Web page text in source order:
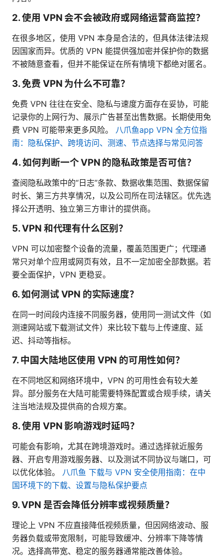
2. 使用 VPN 会不会被政府或网络运营商监控？
在很多地区，使用 VPN 本身是合法的，但具体法律法规
因国家而异。优质的 VPN 能提供强加密并保护你的数据
不被随意查看，但并不能保证在所有情境下都绝对匿名。
3. 免费 VPN 为什么不可靠？
免费 VPN 往往在安全、隐私与速度方面存在妥协，可能
记录你的上网行为、展示广告甚至出售数据。长期使用免
费 VPN 可能带来更多风险。 八爪鱼app VPN 全方位指
南：隐私保护、跨境访问、测速、节点选择与常见问答
4. 如何判断一个 VPN 的隐私政策是否可信？
查阅隐私政策中的“日志”条款、数据收集范围、数据保留
时长、第三方共享情况，以及公司所在司法辖区。优先选
择公开透明、独立第三方审计的提供商。
5. VPN 和代理有什么区别？
VPN 可以加密整个设备的流量，覆盖范围更广；代理通
常只对单个应用或网页有效，且不一定加密全部数据。若
要全面保护，VPN 更稳妥。
6. 如何测试 VPN 的实际速度？
在同一时间段内连接不同服务器，使用同一测试文件（如
测速网站或下载测试文件）来比较下载与上传速度、延
迟、抖动等指标。
7. 中国大陆地区使用 VPN 的可用性如何？
在不同地区和网络环境中，VPN 的可用性会有较大差
异。部分服务在大陆可能需要特殊配置或合规手续，请关
注当地法规及提供商的合规方案。
8. 使用 VPN 影响游戏时延吗？
可能会有影响，尤其在跨境游戏时。通过选择就近服务
器、开启专用游戏服务器、以及测试不同协议与端口，可
以优化体验。 八爪鱼 下载与 VPN 安全使用指南：在中
国环境下的下载、设置与隐私保护要点
9. VPN 是否会降低分辨率或视频质量？
理论上 VPN 不应直接降低视频质量，但因网络波动、服
务器负载或带宽限制，可能导致缓冲、分辨率下降等情
况。选择高带宽、稳定的服务器通常能改善体验。